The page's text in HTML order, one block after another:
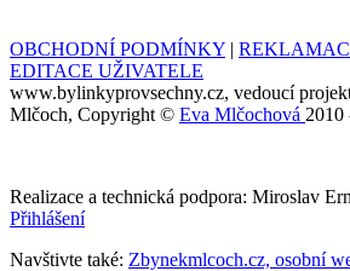
OBCHODNÍ PODMÍNKY |
EDITACE UŽIVATELE
www.bylinkyprovsechny.cz, vedoucí
Mlčoch, Copyright © Eva Mlčochová 2010
Realizace a technická podpora: Miroslav
Přihlášení
Navštivte také: Zbynekmlcoch.cz, osobní